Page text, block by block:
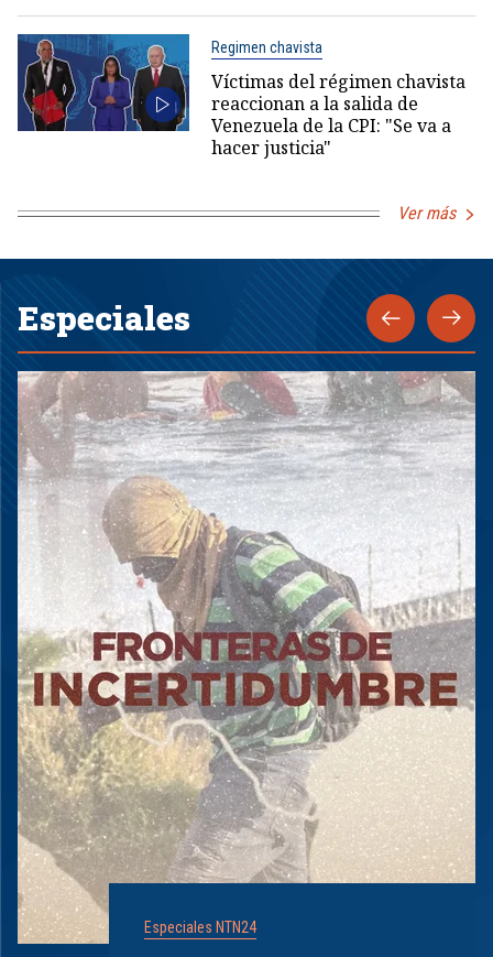
Regimen chavista
Víctimas del régimen chavista
reaccionan a la salida de
Venezuela de la CPI: "Se va a
hacer justicia"
Ver más
Especiales
Especiales NTN24